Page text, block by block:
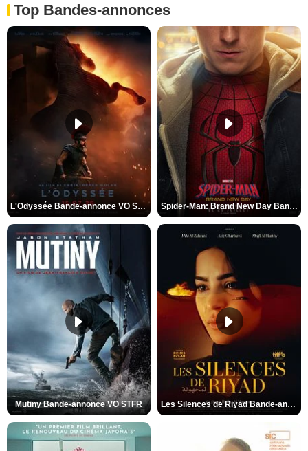
Top Bandes-annonces
L'Odyssée Bande-annonce VO STFR Spider-Man: Brand New Day Bande-annonce VO STFR
Mutiny Bande-annonce VO STFR Les Silences de Riyad Bande-annonce VO STFR